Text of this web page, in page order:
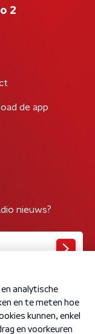
2
de app
nieuws?